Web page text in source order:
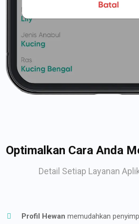
Optimalkan Cara Anda
Detail Setiap Layanan
Profil Hewan memudahkan